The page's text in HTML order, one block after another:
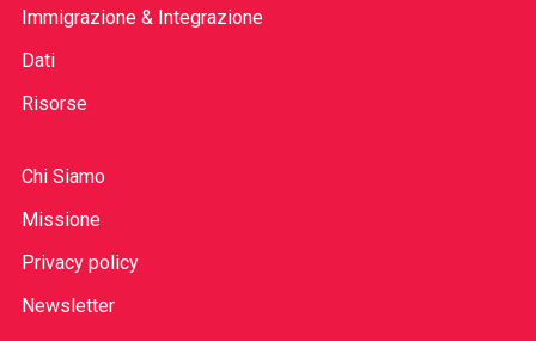
Immigrazione & Integrazione
Dati
Risorse
Chi Siamo
Missione
Privacy policy
Newsletter